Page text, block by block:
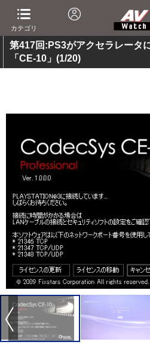
カテゴリ
第417回:PS3がアクセラレータ
「CE-10」 (1/20)